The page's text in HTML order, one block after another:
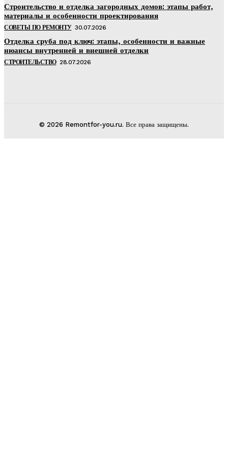
Строительство и отделка загородных домов: этапы работ,
материалы и особенности проектирования
СОВЕТЫ ПО РЕМОНТУ 30.07.2026
Отделка сруба под ключ: этапы, особенности и важные
нюансы внутренней и внешней отделки
СТРОИТЕЛЬСТВО 28.07.2026
© 2026 Remontfor-you.ru. Все права защищены.